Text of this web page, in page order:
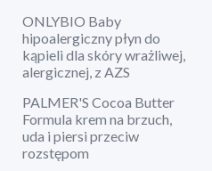
ONLYBIO Baby
hipoalergiczny płyn do
kąpieli dla skóry wrażliwej,
alergicznej, z AZS
PALMER'S Cocoa Butter
Formula krem na brzuch,
uda i piersi przeciw
rozstępom